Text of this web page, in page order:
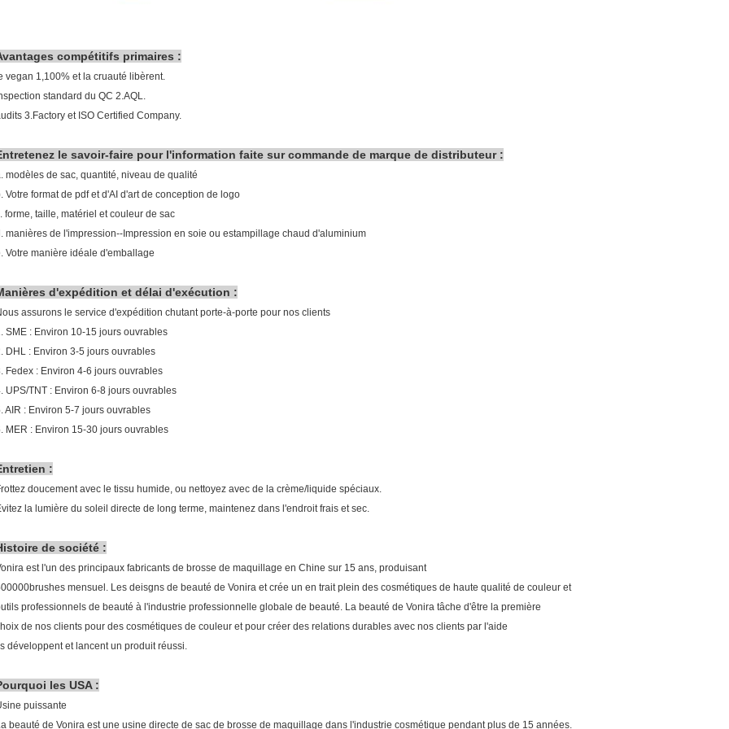
compétitifs primaires :
vegan 1,100% et la cruauté libèrent.
standard du QC 2.AQL.
3.Factory et ISO Certified Company.
le savoir-faire pour l'information faite sur commande de marque de distributeur :
modèles de sac, quantité, niveau de qualité
Votre format de pdf et d'AI d'art de conception de logo
forme, taille, matériel et couleur de sac
manières de l'impression--Impression en soie ou estampillage chaud d'aluminium
Votre manière idéale d'emballage
d'expédition et délai d'exécution :
assurons le service d'expédition chutant porte-à-porte pour nos clients
SME : Environ 10-15 jours ouvrables
DHL : Environ 3-5 jours ouvrables
Fedex : Environ 4-6 jours ouvrables
UPS/TNT : Environ 6-8 jours ouvrables
AIR : Environ 5-7 jours ouvrables
MER : Environ 15-30 jours ouvrables
:
doucement avec le tissu humide, ou nettoyez avec de la crème/liquide spéciaux.
la lumière du soleil directe de long terme, maintenez dans l'endroit frais et sec.
de société :
est l'un des principaux fabricants de brosse de maquillage en Chine sur 15 ans, produisant
mensuel. Les deisgns de beauté de Vonira et crée un en trait plein des cosmétiques de haute qualité de couleur et
professionnels de beauté à l'industrie professionnelle globale de beauté. La beauté de Vonira tâche d'être la première
de nos clients pour des cosmétiques de couleur et pour créer des relations durables avec nos clients par l'aide
développent et lancent un produit réussi.
les USA :
puissante
beauté de Vonira est une usine directe de sac de brosse de maquillage dans l'industrie cosmétique pendant plus de 15 années.